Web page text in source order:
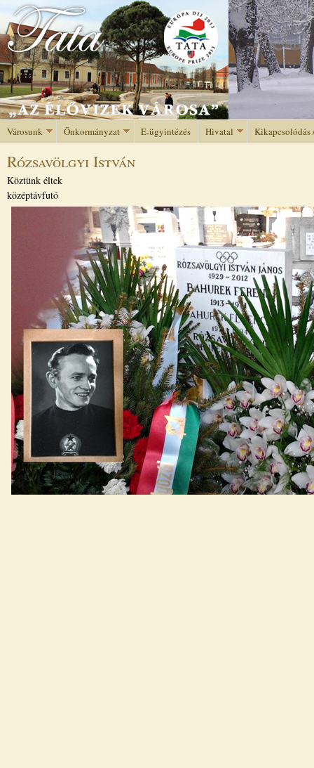
Jump to navigation
Városunk Önkormányzat E-ügyintézés Hivatal Kikapcsolódás
Rózsavölgyi István
Köztünk éltek
középtávfutó